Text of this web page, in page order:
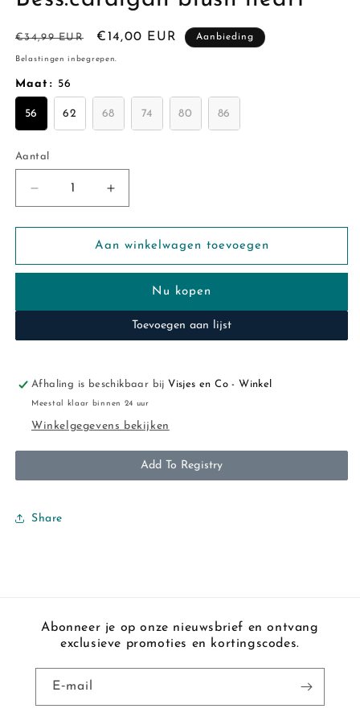
Normale
prijs
€34,99 EUR Aanbiedingsprijs
€14,00 EUR Aanbieding
Belastingen inbegrepen.
Maat : 56
56 62 68 74 80 86
Aantal
Aantal
Aantal
verlagen
voor
Bess:cardigan
blush
Aantal
verhogen
voor
Bess:cardigan
blush
Aan winkelwagen toevoegen
Nu kopen
Toevoegen aan lijst
Afhaling is beschikbaar bij Visjes en Co - Winkel
Meestal klaar binnen 24 uur
Winkelgegevens bekijken
Add To Registry
Share
Abonneer je op onze nieuwsbrief en ontvang
exclusieve promoties en kortingscodes.
E‑mail